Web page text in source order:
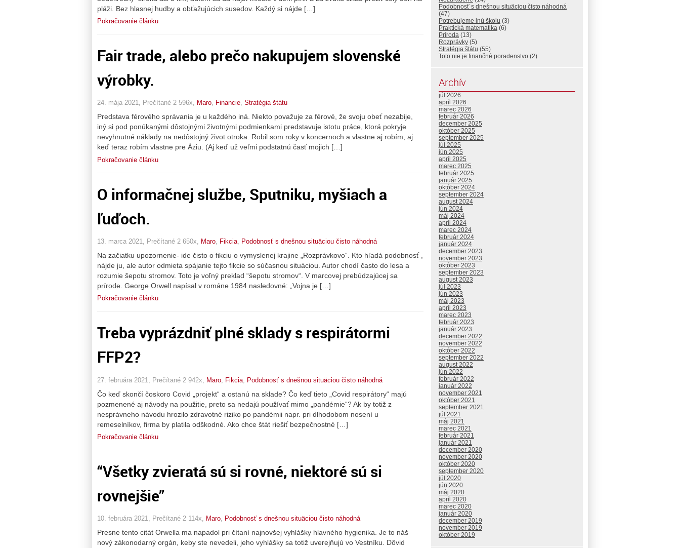
pláži. Bez hlasnej hudby a obťažujúcich susedov. Každý si nájde […]
Pokračovanie článku
Fair trade, alebo prečo nakupujem slovenské
výrobky.
24. mája 2021, Prečítané 2 596x, Maro, Financie, Stratégia štátu
Predstava férového správania je u každého iná. Niekto považuje za férové, že svoju obeť nezabije,
iný si pod ponúkanými dôstojnými životnými podmienkami predstavuje istotu práce, ktorá pokryje
nevyhnutné náklady na nedôstojný život otroka. Robil som roky v koncernoch a vlastne aj robím, aj
keď teraz robím vlastne pre Áziu. (Aj keď už veľmi podstatnú časť mojich […]
Pokračovanie článku
O informačnej službe, Sputniku, myšiach a
ľuďoch.
13. marca 2021, Prečítané 2 650x, Maro, Fikcia, Podobnosť s dnešnou situäciou čisto náhodná
Na začiatku upozornenie- ide čisto o fikciu o vymyslenej krajine „Rozprávkovo“. Kto hľadá podobnosť ,
nájde ju, ale autor odmieta spájanie tejto fikcie so súčasnou situáciou. Autor chodí často do lesa a
rozumie šepotu stromov. Toto je voľný preklad “šepotu stromov“. V marcovej prebúdzajúcej sa
prírode. George Orwell napísal v románe 1984 nasledovné: „Vojna je […]
Pokračovanie článku
Treba vyprázdniť plné sklady s respirátormi
FFP2?
27. februára 2021, Prečítané 2 942x, Maro Fikcia Podobnosť s dnešnou situäciou čisto náhodná
Čo keď skončí čoskoro Covid „projekt“ a ostanú na sklade? Čo keď tieto „Covid respirátory“ majú
pozmenené aj návody na použitie, preto sa nedajú používať mimo „pandémie“? Ak by totiž z
nesprávneho návodu hrozilo zdravotné riziko po pandémii napr. pri dlhodobom nosení u
remeselníkov, firma by platila odškodné. Ako chce štát riešiť bezpečnostné […]
Pokračovanie článku
“Všetky zvieratá sú si rovné, niektoré sú si
rovnejšie”
10. februára 2021, Prečítané 2 114x, Maro, Podobnosť s dnešnou situäciou čisto náhodná
Presne tento citát Orwella ma napadol pri čítaní najnovšej vyhlášky hlavného hygienika. Je to náš
nový zákonodarný orgán, keby ste nevedeli, jeho vyhlášky sa totiž uverejňujú vo Vestníku. Dôvid
Podobnosť s dnešnou situäciou čisto náhodná
(47)
Potrebujeme inú školu (3)
Praktická matematika (6)
Príroda (13)
Rozprávky (5)
Stratégia štátu (55)
Toto nie je finančné poradenstvo (2)
Archív
júl 2026
apríl 2026
marec 2026
február 2026
december 2025
október 2025
september 2025
júl 2025
jún 2025
apríl 2025
marec 2025
február 2025
január 2025
október 2024
september 2024
august 2024
jún 2024
máj 2024
apríl 2024
marec 2024
február 2024
január 2024
december 2023
november 2023
október 2023
september 2023
august 2023
júl 2023
jún 2023
máj 2023
apríl 2023
marec 2023
február 2023
január 2023
december 2022
november 2022
október 2022
september 2022
august 2022
jún 2022
február 2022
január 2022
november 2021
október 2021
september 2021
júl 2021
máj 2021
marec 2021
február 2021
január 2021
december 2020
november 2020
október 2020
september 2020
júl 2020
jún 2020
máj 2020
apríl 2020
marec 2020
január 2020
december 2019
november 2019
október 2019